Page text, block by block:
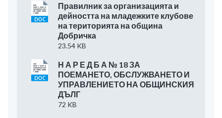
Правилник за организацията и
дейността на младежките клубове
на територията на община
Добричка
23.54 KB
Н А Р Е Д Б А № 18 ЗА
ПОЕМАНЕТО, ОБСЛУЖВАНЕТО И
УПРАВЛЕНИЕТО НА ОБЩИНСКИЯ
ДЪЛГ
72 KB